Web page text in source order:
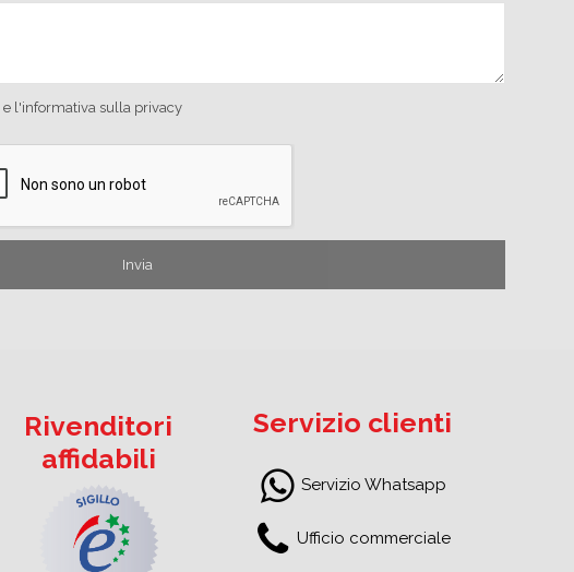
e l'informativa sulla privacy
Rivenditori
affidabili
Servizio clienti
Servizio Whatsapp
Ufficio commerciale